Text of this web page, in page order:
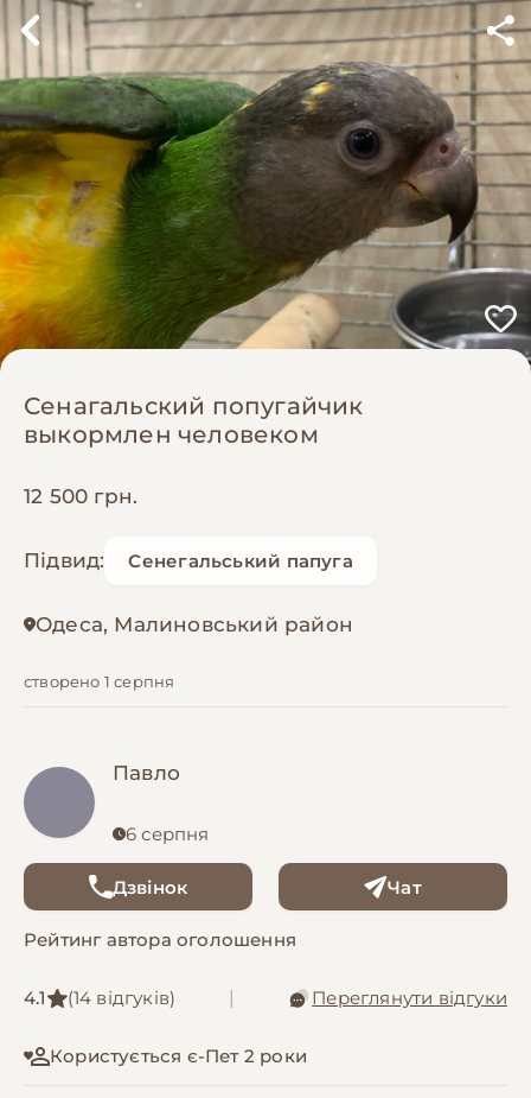
Сенагальский попугайчик
выкормлен человеком
12 500 грн.
Підвид: Сенегальський папуга
Одеса, Малиновський район
створено 1 серпня
Павло
6 серпня
Дзвінок Чат
Рейтинг автора оголошення
4.1 (14 відгуків) Переглянути відгуки
Користується є-Пет 2 роки